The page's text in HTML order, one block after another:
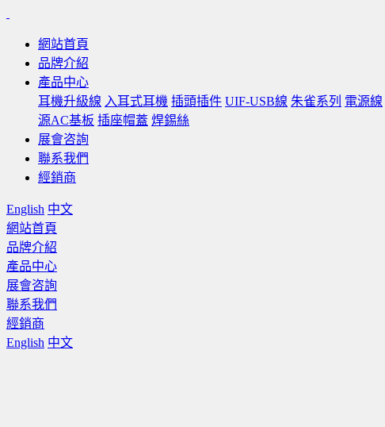
網站首頁
品牌介紹
產品中心
耳機升級線 入耳式耳機 插頭插件 UIF-USB線 朱雀系列 電源線
源AC基板 插座帽蓋 焊錫絲
展會咨詢
聯系我們
經銷商
English 中文
網站首頁
品牌介紹
產品中心
展會咨詢
聯系我們
經銷商
English 中文